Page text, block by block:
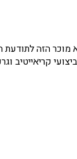
הזה לתודעת
קריאייטיב